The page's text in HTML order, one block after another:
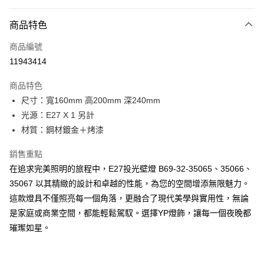
信用卡一次付款
LINE Pay
街口支付
悠遊付
全盈+PAY
AFTEE先享後付
相關說明
【關於「AFTEE先享後付」】
AFTEE先享後付是「在收到商品之後才付款」的支付方式。 讓您購物簡單
便利好安心！
商品特色
商品編號
11943414
商品特色
尺寸：寬160mm 高200mm 深240mm
光源：E27 X 1 另計
材質：鋼材鍍金＋烤漆
銷售重點
在追求完美照明的旅程中，E27投光壁燈 B69-32-35065、35066、
35067 以其精緻的設計和卓越的性能，為您的空間增添無限魅力。
這款燈具不僅照亮每一個角落，更融合了現代美學與實用性，無論
是家庭或商業空間，都能輕鬆駕馭。選擇YP燈飾，讓每一個夜晚都
璀璨如星。